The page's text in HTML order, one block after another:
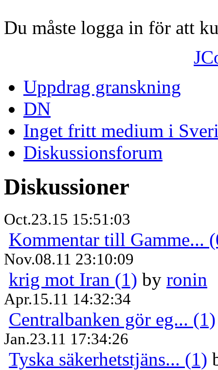
Du måste logga in för att
Uppdrag granskning
DN
Inget fritt medium i
Diskussionsforum
Diskussioner
Oct.23.15 15:51:03
Kommentar till Gamme...
Nov.08.11 23:10:09
krig mot Iran (1) by ronin
Apr.15.11 14:32:34
Centralbanken gör eg... (1)
Jan.23.11 17:34:26
Tyska säkerhetstjäns... (1)